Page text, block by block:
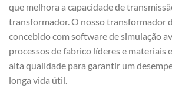
que melhora a capacidade de
transformador. O nosso transformador
concebido com software de simulação
processos de fabrico líderes e materiais
alta qualidade para garantir um
longa vida útil.